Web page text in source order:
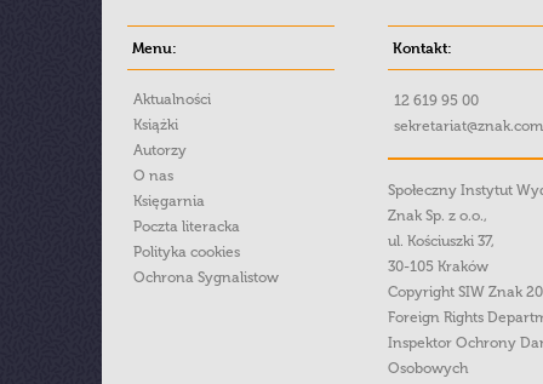
Menu:
Aktualności
Książki
Autorzy
O nas
Księgarnia
Poczta literacka
Polityka cookies
Ochrona Sygnalistow
Kontakt:
12 619 95 00
Społeczny Instytut
Znak Sp. z o.o.,
ul. Kościuszki 37,
30-105 Kraków
Copyright SIW Znak
Foreign Rights
Inspektor Ochrony
Osobowych